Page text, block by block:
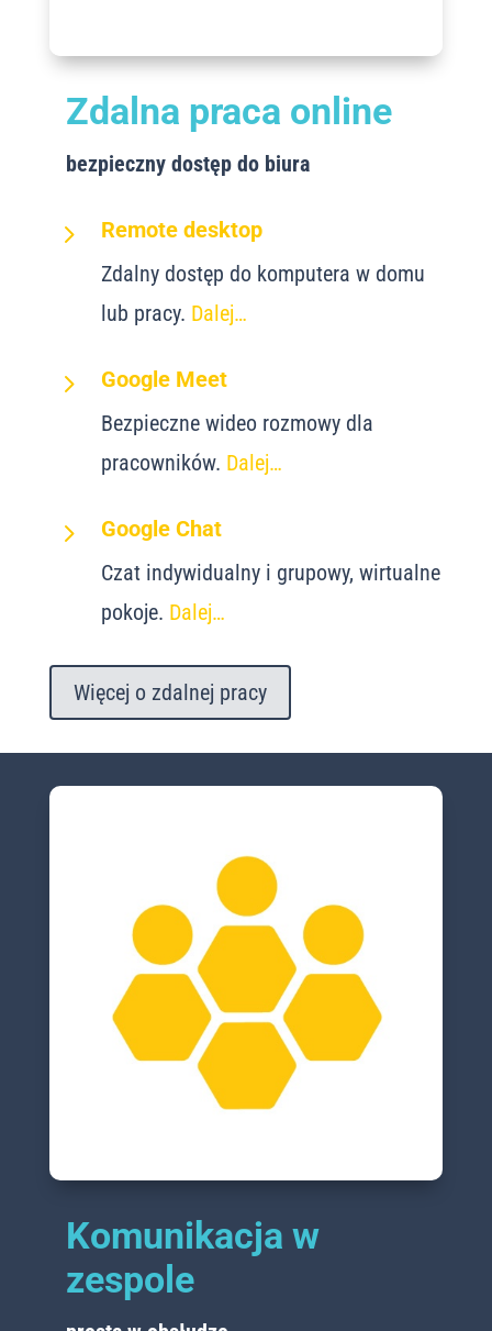
Zdalna praca online
bezpieczny dostęp do biura
5
Remote desktop
Zdalny dostęp do komputera w domu
lub pracy. Dalej…
5
Google Meet
Bezpieczne wideo rozmowy dla
pracowników. Dalej…
5
Google Chat
Czat indywidualny i grupowy, wirtualne
pokoje. Dalej…
Więcej o zdalnej pracy
Komunikacja w
zespole